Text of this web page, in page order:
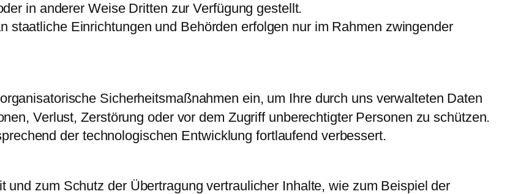
in anderer Weise Dritten zur Verfügung gestellt.
staatliche Einrichtungen und Behörden erfolgen nur im Rahmen zwingender
Sicherheitsmaßnahmen ein, um Ihre durch uns verwalteten Daten
Verlust, Zerstörung oder vor dem Zugriff unberechtigter Personen zu schützen.
der technologischen Entwicklung fortlaufend verbessert.
und zum Schutz der Übertragung vertraulicher Inhalte, wie zum Beispiel der